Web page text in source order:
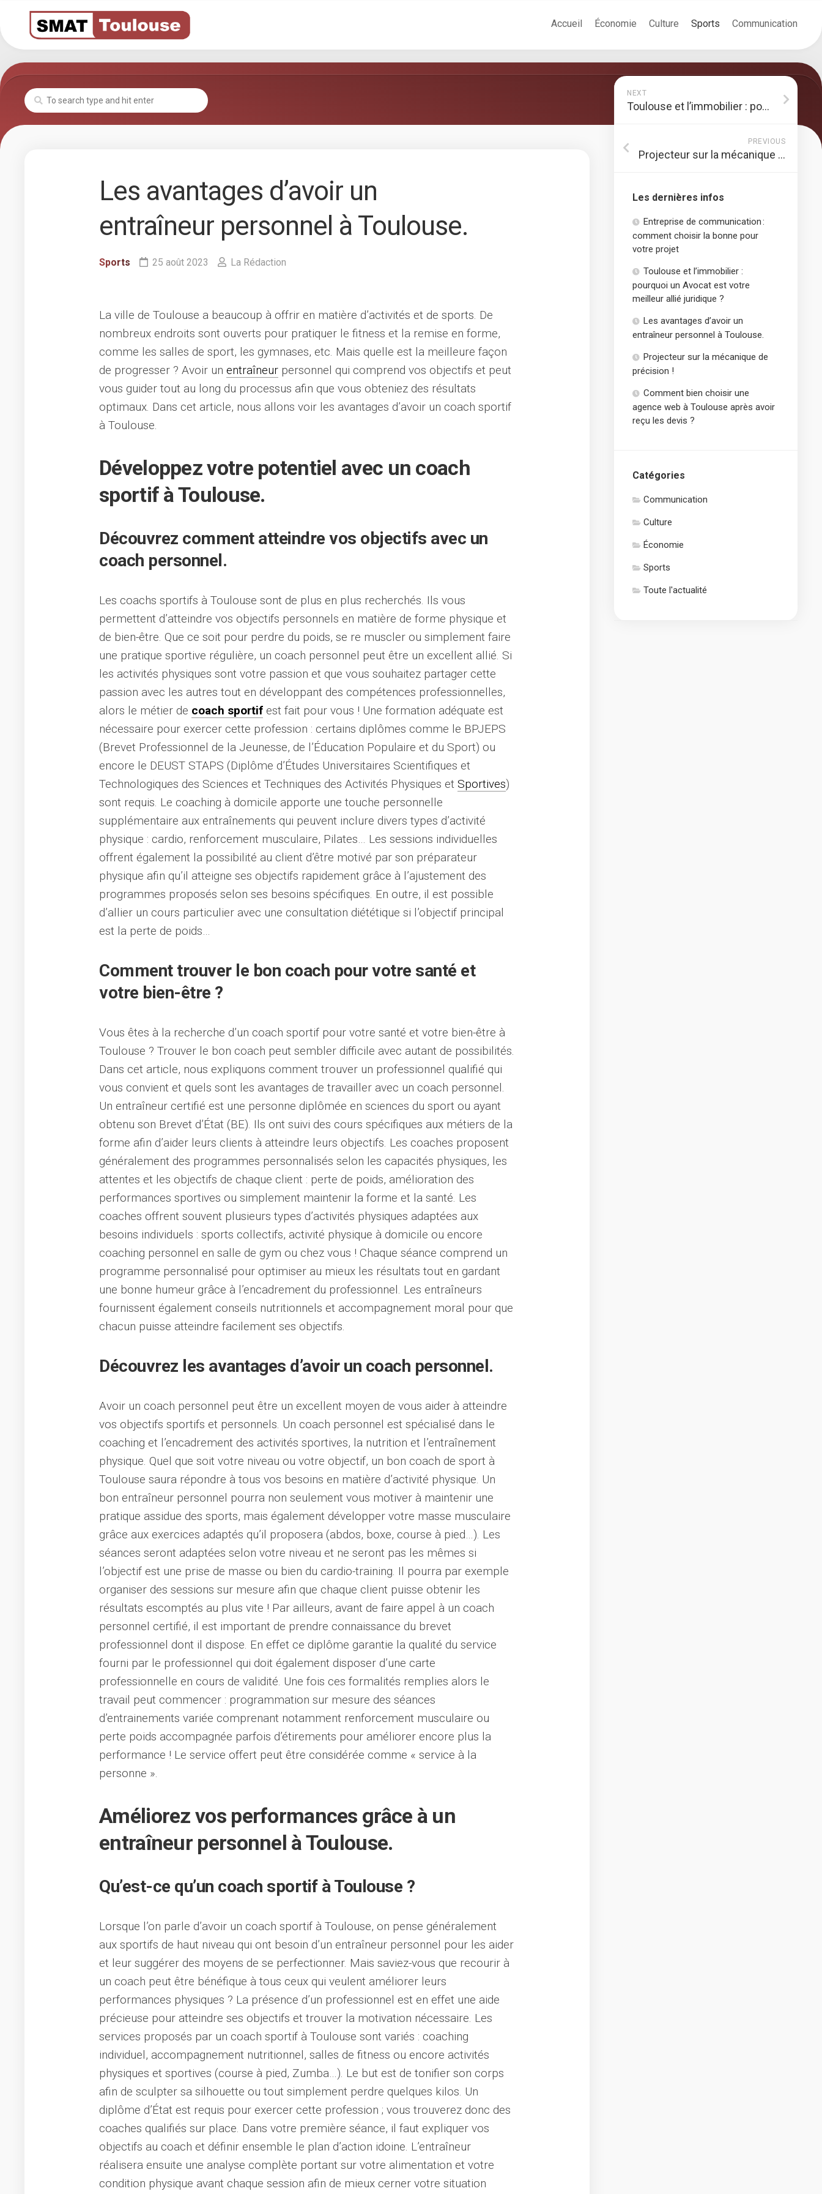
content
Accueil Économie Culture Sports Communication
Les avantages d’avoir un
entraîneur personnel à Toulouse.
Sports 25 août 2023 La Rédaction
La ville de Toulouse a beaucoup à offrir en matière d’activités et de sports. De
nombreux endroits sont ouverts pour pratiquer le fitness et la remise en forme,
comme les salles de sport, les gymnases, etc. Mais quelle est la meilleure façon
de progresser ? Avoir un entraîneur personnel qui comprend vos objectifs et peut
vous guider tout au long du processus afin que vous obteniez des résultats
optimaux. Dans cet article, nous allons voir les avantages d’avoir un coach sportif
à Toulouse.
Développez votre potentiel avec un coach
sportif à Toulouse.
Découvrez comment atteindre vos objectifs avec un
coach personnel.
Les coachs sportifs à Toulouse sont de plus en plus recherchés. Ils vous
permettent d’atteindre vos objectifs personnels en matière de forme physique et
de bien-être. Que ce soit pour perdre du poids, se re muscler ou simplement faire
une pratique sportive régulière, un coach personnel peut être un excellent allié. Si
les activités physiques sont votre passion et que vous souhaitez partager cette
passion avec les autres tout en développant des compétences professionnelles,
alors le métier de coach sportif est fait pour vous ! Une formation adéquate est
nécessaire pour exercer cette profession : certains diplômes comme le BPJEPS
(Brevet Professionnel de la Jeunesse, de l’Éducation Populaire et du Sport) ou
encore le DEUST STAPS (Diplôme d’Études Universitaires Scientifiques et
Technologiques des Sciences et Techniques des Activités Physiques et Sportives)
sont requis. Le coaching à domicile apporte une touche personnelle
supplémentaire aux entraînements qui peuvent inclure divers types d’activité
physique : cardio, renforcement musculaire, Pilates… Les sessions individuelles
offrent également la possibilité au client d’être motivé par son préparateur
physique afin qu’il atteigne ses objectifs rapidement grâce à l’ajustement des
programmes proposés selon ses besoins spécifiques. En outre, il est possible
d’allier un cours particulier avec une consultation diététique si l’objectif principal
est la perte de poids…
Comment trouver le bon coach pour votre santé et
votre bien-être ?
Vous êtes à la recherche d’un coach sportif pour votre santé et votre bien-être à
Toulouse ? Trouver le bon coach peut sembler difficile avec autant de possibilités.
Dans cet article, nous expliquons comment trouver un professionnel qualifié qui
vous convient et quels sont les avantages de travailler avec un coach personnel.
Un entraîneur certifié est une personne diplômée en sciences du sport ou ayant
obtenu son Brevet d’État (BE). Ils ont suivi des cours spécifiques aux métiers de la
forme afin d’aider leurs clients à atteindre leurs objectifs. Les coaches proposent
généralement des programmes personnalisés selon les capacités physiques, les
attentes et les objectifs de chaque client : perte de poids, amélioration des
performances sportives ou simplement maintenir la forme et la santé. Les
coaches offrent souvent plusieurs types d’activités physiques adaptées aux
besoins individuels : sports collectifs, activité physique à domicile ou encore
coaching personnel en salle de gym ou chez vous ! Chaque séance comprend un
programme personnalisé pour optimiser au mieux les résultats tout en gardant
une bonne humeur grâce à l’encadrement du professionnel. Les entraîneurs
fournissent également conseils nutritionnels et accompagnement moral pour que
chacun puisse atteindre facilement ses objectifs.
Découvrez les avantages d’avoir un coach personnel.
Avoir un coach personnel peut être un excellent moyen de vous aider à atteindre
vos objectifs sportifs et personnels. Un coach personnel est spécialisé dans le
coaching et l’encadrement des activités sportives, la nutrition et l’entraînement
physique. Quel que soit votre niveau ou votre objectif, un bon coach de sport à
Toulouse saura répondre à tous vos besoins en matière d’activité physique. Un
bon entraîneur personnel pourra non seulement vous motiver à maintenir une
pratique assidue des sports, mais également développer votre masse musculaire
grâce aux exercices adaptés qu’il proposera (abdos, boxe, course à pied…). Les
séances seront adaptées selon votre niveau et ne seront pas les mêmes si
l’objectif est une prise de masse ou bien du cardio-training. Il pourra par exemple
organiser des sessions sur mesure afin que chaque client puisse obtenir les
résultats escomptés au plus vite ! Par ailleurs, avant de faire appel à un coach
personnel certifié, il est important de prendre connaissance du brevet
professionnel dont il dispose. En effet ce diplôme garantie la qualité du service
fourni par le professionnel qui doit également disposer d’une carte
professionnelle en cours de validité. Une fois ces formalités remplies alors le
travail peut commencer : programmation sur mesure des séances
d’entrainements variée comprenant notamment renforcement musculaire ou
perte poids accompagnée parfois d’étirements pour améliorer encore plus la
performance ! Le service offert peut être considérée comme « service à la
personne ».
Améliorez vos performances grâce à un
entraîneur personnel à Toulouse.
Qu’est-ce qu’un coach sportif à Toulouse ?
Lorsque l’on parle d’avoir un coach sportif à Toulouse, on pense généralement
aux sportifs de haut niveau qui ont besoin d’un entraîneur personnel pour les aider
et leur suggérer des moyens de se perfectionner. Mais saviez-vous que recourir à
un coach peut être bénéfique à tous ceux qui veulent améliorer leurs
performances physiques ? La présence d’un professionnel est en effet une aide
précieuse pour atteindre ses objectifs et trouver la motivation nécessaire. Les
services proposés par un coach sportif à Toulouse sont variés : coaching
individuel, accompagnement nutritionnel, salles de fitness ou encore activités
physiques et sportives (course à pied, Zumba…). Le but est de tonifier son corps
afin de sculpter sa silhouette ou tout simplement perdre quelques kilos. Un
diplôme d’État est requis pour exercer cette profession ; vous trouverez donc des
coaches qualifiés sur place. Dans votre première séance, il faut expliquer vos
objectifs au coach et définir ensemble le plan d’action idoine. L’entraîneur
réalisera ensuite une analyse complète portant sur votre alimentation et votre
condition physique avant chaque session afin de mieux cerner votre situation
NEXT
Toulouse et l’immobilier : pourquoi un Avocat est votre meilleur allié juridique ?
PREVIOUS
Projecteur sur la mécanique de précision !
Les dernières infos
Entreprise de communication :
comment choisir la bonne pour
votre projet
Toulouse et l’immobilier :
pourquoi un Avocat est votre
meilleur allié juridique ?
Les avantages d’avoir un
entraîneur personnel à Toulouse.
Projecteur sur la mécanique de
précision !
Comment bien choisir une
agence web à Toulouse après avoir
reçu les devis ?
Catégories
Communication
Culture
Économie
Sports
Toute l'actualité